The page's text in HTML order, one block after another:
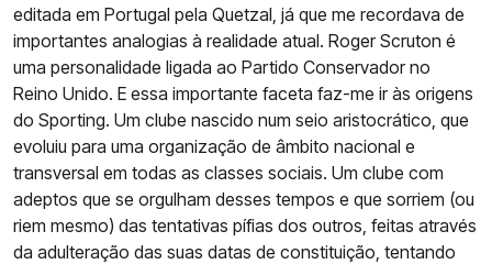
editada em Portugal pela Quetzal, já que me recordava de
importantes analogias à realidade atual. Roger Scruton é
uma personalidade ligada ao Partido Conservador no
Reino Unido. E essa importante faceta faz-me ir às origens
do Sporting. Um clube nascido num seio aristocrático, que
evoluiu para uma organização de âmbito nacional e
transversal em todas as classes sociais. Um clube com
adeptos que se orgulham desses tempos e que sorriem (ou
riem mesmo) das tentativas pífias dos outros, feitas através
da adulteração das suas datas de constituição, tentando